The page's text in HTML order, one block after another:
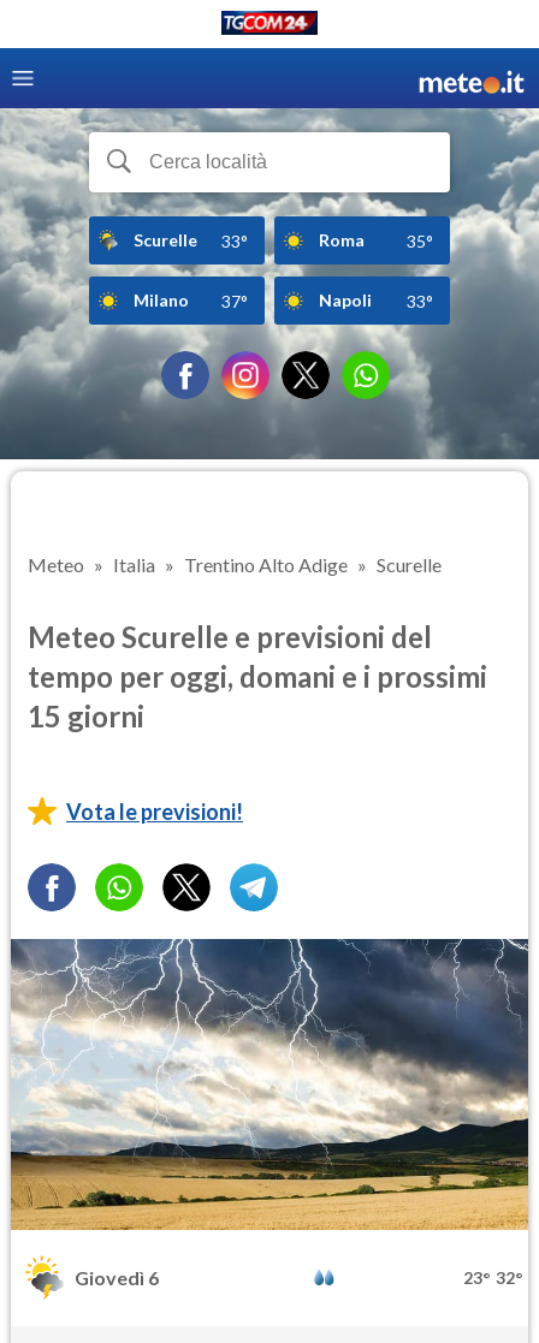
Scurelle 33° Roma 35°
Milano 37° Napoli 33°
Meteo Italia Trentino Alto Adige Scurelle
Meteo Scurelle e previsioni del
tempo per oggi, domani e i prossimi
15 giorni
Vota le previsioni!
Giovedì 6 23° 32°